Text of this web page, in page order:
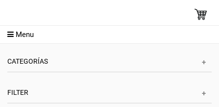
Menu
CATEGORÍAS
FILTER